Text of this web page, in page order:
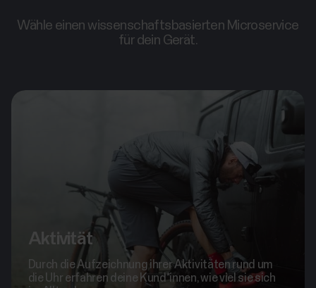
Wähle einen wissenschaftsbasierten Microservice
für dein Gerät.
Aktivität
Durch die Aufzeichnung ihrer Aktivitäten rund um
die Uhr erfahren deine Kund*innen, wie viel sie sich